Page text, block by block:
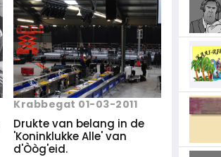
Krabbegat 01-03-2011
Drukte van belang in de
'Koninklukke Alle' van
d'Òòg'eid.